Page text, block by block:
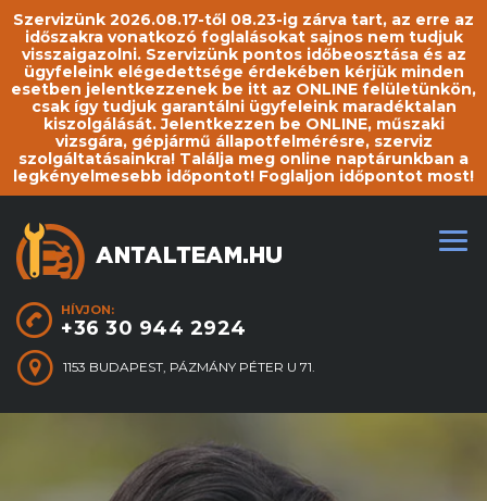
Szervizünk 2026.08.17-től 08.23-ig zárva tart, az erre az
időszakra vonatkozó foglalásokat sajnos nem tudjuk
visszaigazolni. Szervizünk pontos időbeosztása és az
ügyfeleink elégedettsége érdekében kérjük minden
esetben jelentkezzenek be itt az ONLINE felületünkön,
csak így tudjuk garantálni ügyfeleink maradéktalan
kiszolgálását. Jelentkezzen be ONLINE, műszaki
vizsgára, gépjármű állapotfelmérésre, szerviz
szolgáltatásainkra! Találja meg online naptárunkban a
legkényelmesebb időpontot! Foglaljon időpontot most!
HÍVJON:
+36 30 944 2924
1153 BUDAPEST, PÁZMÁNY PÉTER U 71.